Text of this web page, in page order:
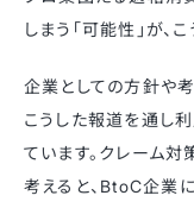
しまう「可能性」が、
企業としての方針や
こうした報道を通し
ています。クレーム
考えると、BtoC企業